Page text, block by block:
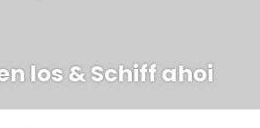
los & Schiff ahoi